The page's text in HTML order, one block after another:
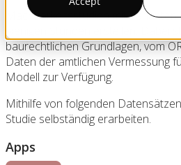
Machbarkeitsstudien mit
wenigen Stunden erstellen. Dabei
baurechtlichen Grundlagen, vom
Daten der amtlichen Vermessung
Modell zur Verfügung.
Mithilfe von folgenden
Studie selbständig erarbeiten.
Apps